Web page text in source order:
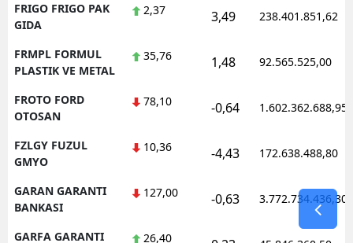
FRIGO FRIGO PAK
GIDA
2,37 3,49 238.401.851,62
FRMPL FORMUL
PLASTIK VE METAL
35,76 1,48 92.565.525,00
FROTO FORD
OTOSAN
78,10 -0,64 1.602.362.688,95
FZLGY FUZUL
GMYO
10,36 -4,43 172.638.488,80
GARAN GARANTI
BANKASI
127,00 -0,63 3.772.734.436,30
GARFA GARANTI 26,40